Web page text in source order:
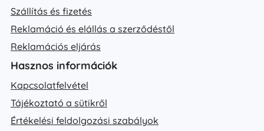
Szállítás és fizetés
Reklamáció és elállás a szerződéstől
Reklamációs eljárás
Hasznos információk
Kapcsolatfelvétel
Tájékoztató a sütikről
Értékelési feldolgozási szabályok